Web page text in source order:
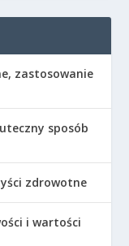
zastosowanie
sposób
zdrowotne
i wartości